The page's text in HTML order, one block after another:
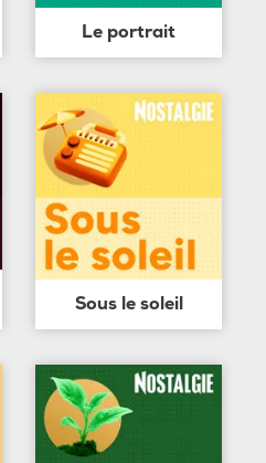
Le portrait
Sous le soleil